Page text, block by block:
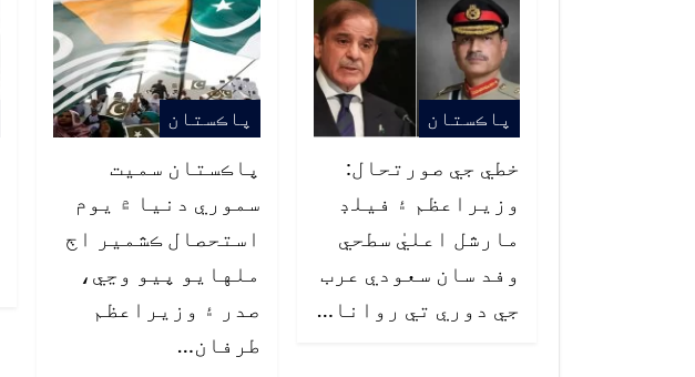
پاڪستان
خطي جي صورتحال:
وزيراعظم ۽ فيلڊ
مارشل اعليٰ سطحي
وفد سان سعودي عرب
جي دوري تي روانا…
پاڪستان
پاڪستان سميت
سموري دنيا ۾ يوم
استحصال ڪشمير اڄ
ملهايو پيو وڃي،
صدر ۽ وزيراعظم
طرفان…